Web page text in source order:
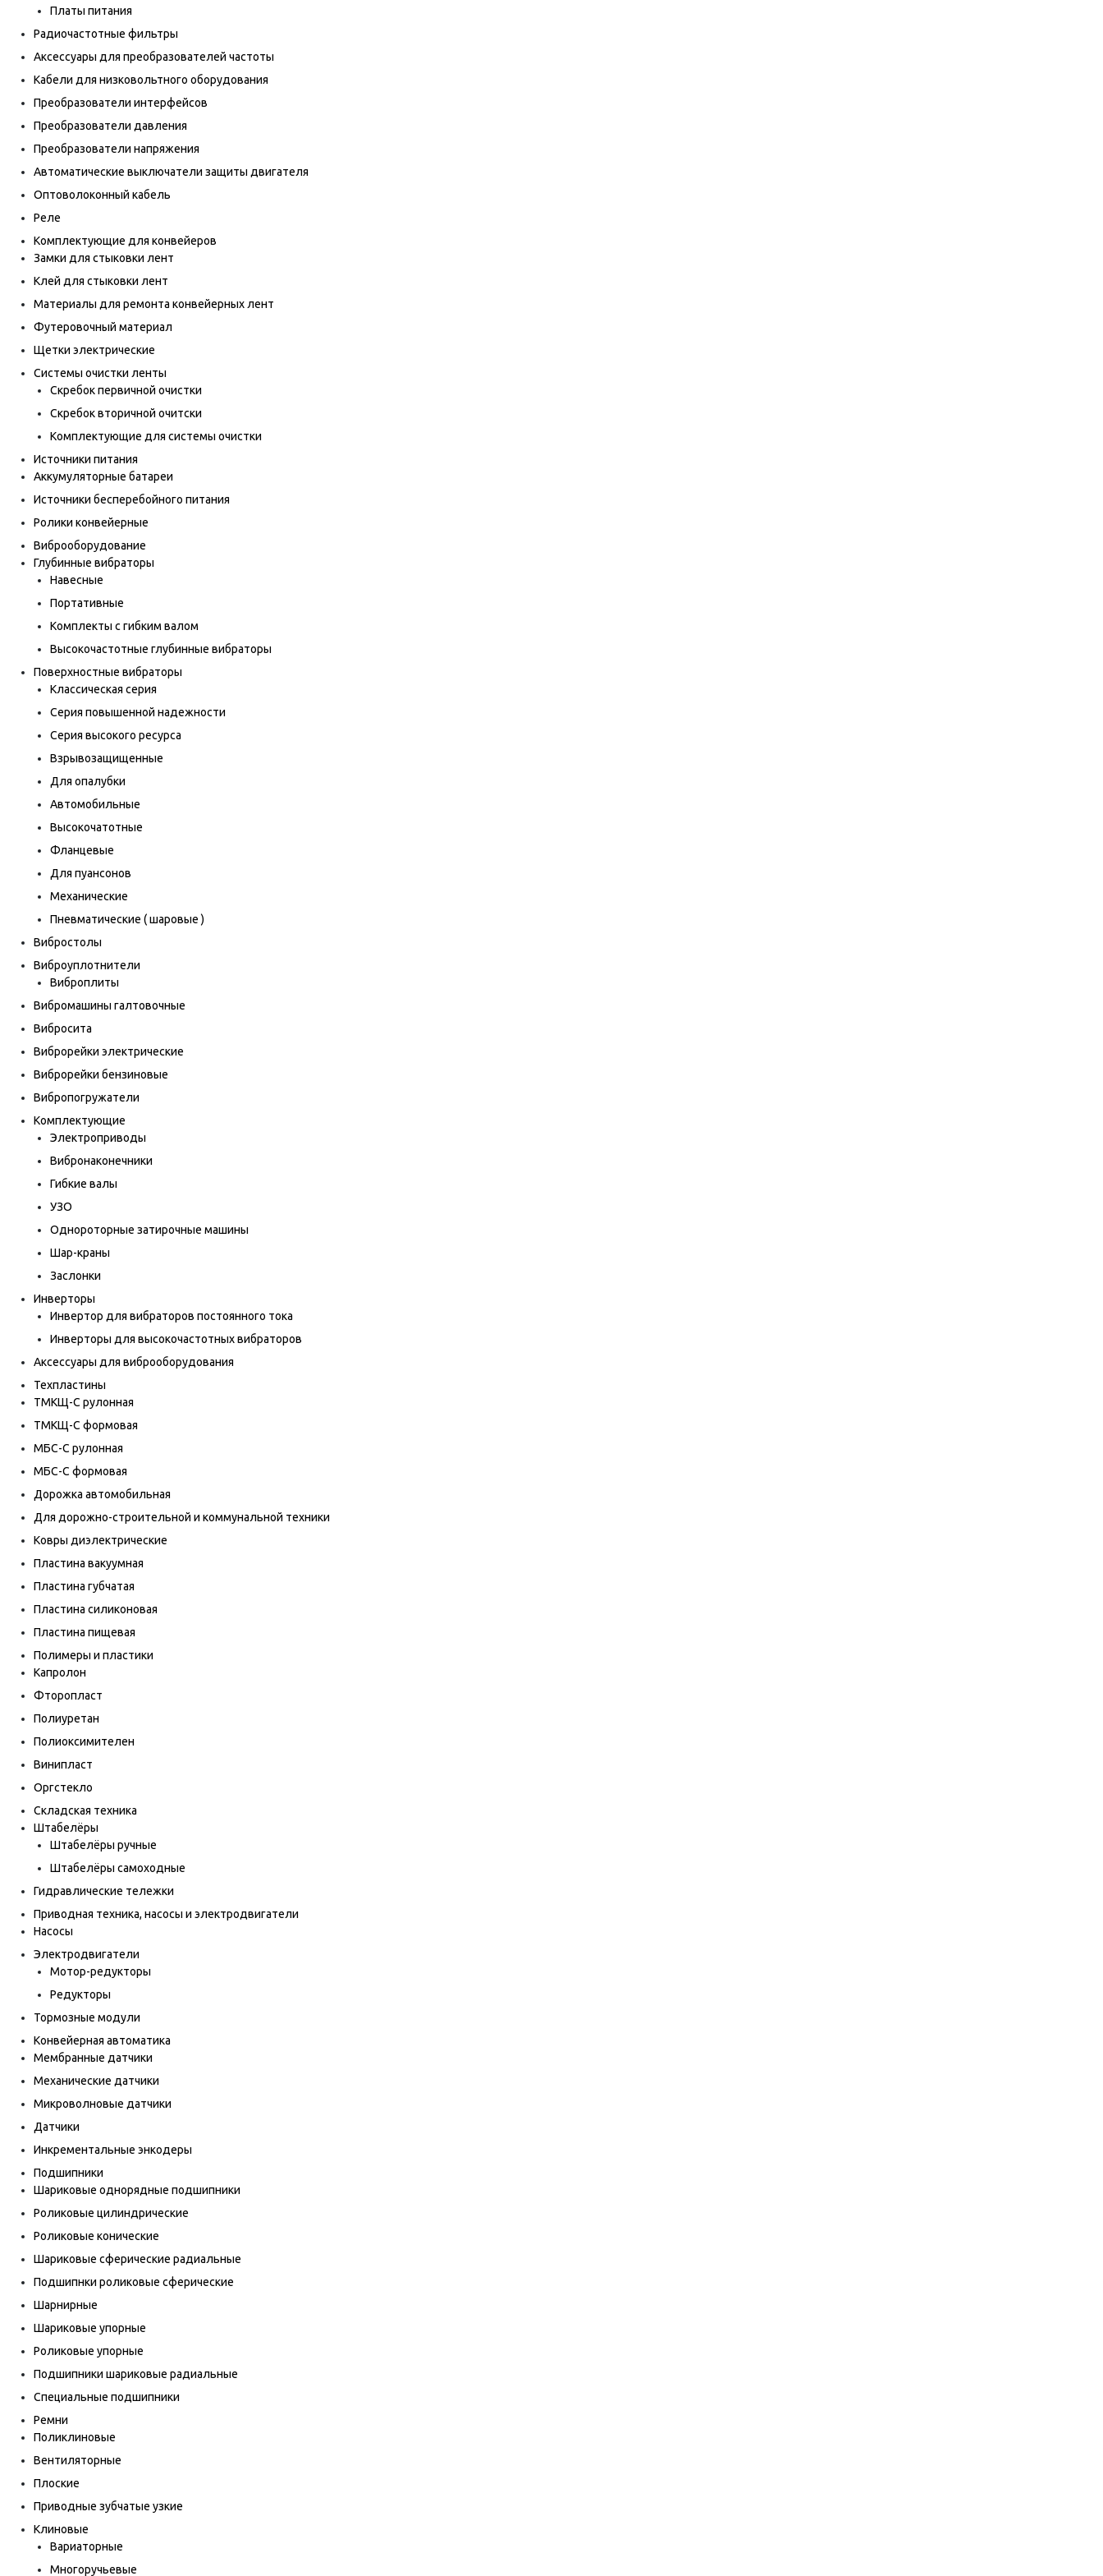
Платы питания
Радиочастотные фильтры
Аксессуары для преобразователей частоты
Кабели для низковольтного оборудования
Преобразователи интерфейсов
Преобразователи давления
Преобразователи напряжения
Автоматические выключатели защиты двигателя
Оптоволоконный кабель
Реле
Комплектующие для конвейеров
Замки для стыковки лент
Клей для стыковки лент
Материалы для ремонта конвейерных лент
Футеровочный материал
Щетки электрические
Системы очистки ленты
Скребок первичной очистки
Скребок вторичной очитски
Комплектующие для системы очистки
Источники питания
Аккумуляторные батареи
Источники бесперебойного питания
Ролики конвейерные
Виброоборудование
Глубинные вибраторы
Навесные
Портативные
Комплекты с гибким валом
Высокочастотные глубинные вибраторы
Поверхностные вибраторы
Классическая серия
Серия повышенной надежности
Серия высокого ресурса
Взрывозащищенные
Для опалубки
Автомобильные
Высокочатотные
Фланцевые
Для пуансонов
Механические
Пневматические ( шаровые )
Вибростолы
Виброуплотнители
Виброплиты
Вибромашины галтовочные
Вибросита
Виброрейки электрические
Виброрейки бензиновые
Вибропогружатели
Комплектующие
Электроприводы
Вибронаконечники
Гибкие валы
УЗО
Однороторные затирочные машины
Шар-краны
Заслонки
Инверторы
Инвертор для вибраторов постоянного тока
Инверторы для высокочастотных вибраторов
Аксессуары для виброоборудования
Техпластины
ТМКЩ-С рулонная
ТМКЩ-С формовая
МБС-С рулонная
МБС-С формовая
Дорожка автомобильная
Для дорожно-строительной и коммунальной техники
Ковры диэлектрические
Пластина вакуумная
Пластина губчатая
Пластина силиконовая
Пластина пищевая
Полимеры и пластики
Капролон
Фторопласт
Полиуретан
Полиоксимителен
Винипласт
Оргстекло
Складская техника
Штабелёры
Штабелёры ручные
Штабелёры самоходные
Гидравлические тележки
Приводная техника, насосы и электродвигатели
Насосы
Электродвигатели
Мотор-редукторы
Редукторы
Тормозные модули
Конвейерная автоматика
Мембранные датчики
Механические датчики
Микроволновые датчики
Датчики
Инкрементальные энкодеры
Подшипники
Шариковые однорядные подшипники
Роликовые цилиндрические
Роликовые конические
Шариковые сферические радиальные
Подшипнки роликовые сферические
Шарнирные
Шариковые упорные
Роликовые упорные
Подшипники шариковые радиальные
Специальные подшипники
Ремни
Поликлиновые
Вентиляторные
Плоские
Приводные зубчатые узкие
Клиновые
Вариаторные
Многоручьевые